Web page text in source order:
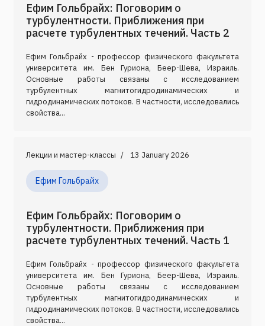
Ефим Гольбрайх: Поговорим о
турбулентности. Приближения при
расчете турбулентных течений. Часть 2
Ефим Гольбрайх - профессор физического факультета
университета им. Бен Гуриона, Беер-Шева, Израиль.
Основные работы связаны с исследованием
турбулентных магнитогидродинамических и
гидродинамических потоков. В частности, исследовались
свойства...
Лекции и мастер-классы 13 January 2026
Ефим Гольбрайх
Ефим Гольбрайх: Поговорим о
турбулентности. Приближения при
расчете турбулентных течений. Часть 1
Ефим Гольбрайх - профессор физического факультета
университета им. Бен Гуриона, Беер-Шева, Израиль.
Основные работы связаны с исследованием
турбулентных магнитогидродинамических и
гидродинамических потоков. В частности, исследовались
свойства...